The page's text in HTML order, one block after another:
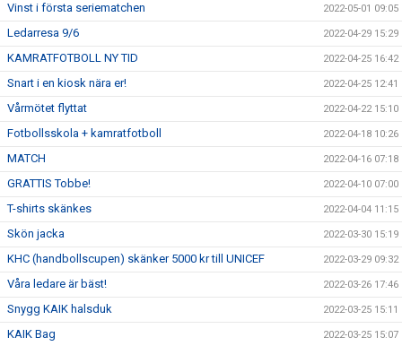
Vinst i första seriematchen 2022-05-01 09:05
Ledarresa 9/6 2022-04-29 15:29
KAMRATFOTBOLL NY TID 2022-04-25 16:42
Snart i en kiosk nära er! 2022-04-25 12:41
Vårmötet flyttat 2022-04-22 15:10
Fotbollsskola + kamratfotboll 2022-04-18 10:26
MATCH 2022-04-16 07:18
GRATTIS Tobbe! 2022-04-10 07:00
T-shirts skänkes 2022-04-04 11:15
Skön jacka 2022-03-30 15:19
KHC (handbollscupen) skänker 5000 kr till UNICEF 2022-03-29 09:32
Våra ledare är bäst! 2022-03-26 17:46
Snygg KAIK halsduk 2022-03-25 15:11
KAIK Bag 2022-03-25 15:07